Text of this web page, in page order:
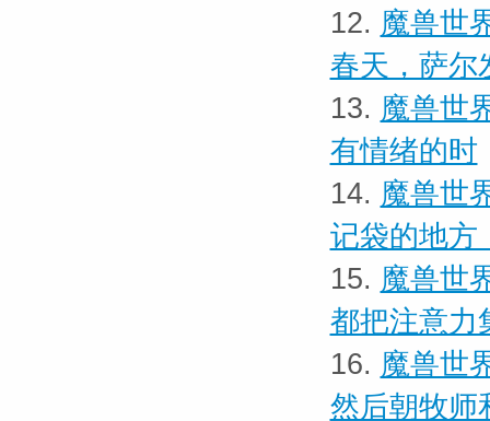
12. 魔兽世
春天，萨尔
13. 魔兽世
有情绪的时
14. 魔兽世
记袋的地方
15. 魔兽世
都把注意力
16. 魔兽世
然后朝牧师